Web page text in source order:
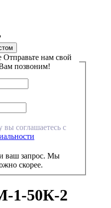
Отправьте нам свой
позвоним!
соглашаетесь с
ваш запрос. Мы
скорее.
1-50К-2